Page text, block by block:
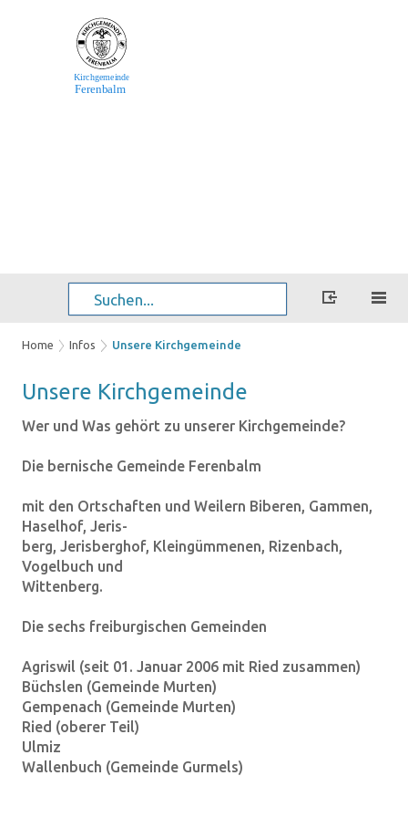
Home Infos Unsere Kirchgemeinde
Un­se­re Kirch­ge­mein­de
Wer und Was gehört zu unserer Kirchgemeinde?
Die bernische Gemeinde Ferenbalm
mit den Ortschaften und Weilern Biberen, Gammen,
Haselhof, Jeris-
berg, Jerisberghof, Kleingümmenen, Rizenbach,
Vogelbuch und
Wittenberg.
Die sechs freiburgischen Gemeinden
Agriswil (seit 01. Januar 2006 mit Ried zusammen)
Büchslen (Gemeinde Murten)
Gempenach (Gemeinde Murten)
Ried (oberer Teil)
Ulmiz
Wallenbuch (Gemeinde Gurmels)